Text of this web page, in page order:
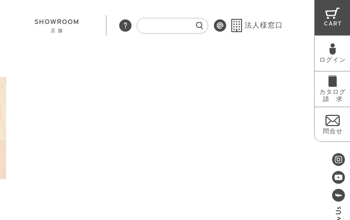
SHOWROOM
店 舗
法人様窓口 CART
ログイン
カタログ
請 求
問合せ